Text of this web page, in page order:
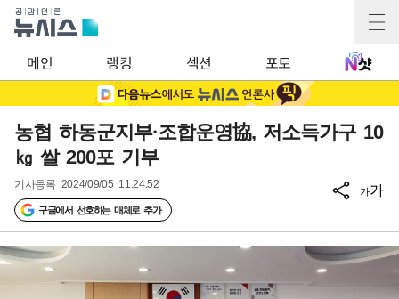
메인 랭킹 섹션 포토
농협 하동군지부·조합운영協, 저소득가구 10
㎏ 쌀 200포 기부
기사등록 2024/09/05 11:24:52
구글에서 선호하는 매체로 추가
가가